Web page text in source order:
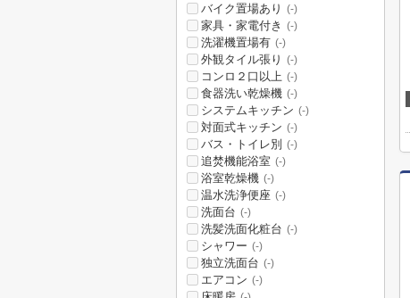
バイク置場あり (-)
家具・家電付き (-)
洗濯機置場有 (-)
外観タイル張り (-)
コンロ２口以上 (-)
食器洗い乾燥機 (-)
システムキッチン (-)
対面式キッチン (-)
バス・トイレ別 (-)
追焚機能浴室 (-)
浴室乾燥機 (-)
温水洗浄便座 (-)
洗面台 (-)
洗髪洗面化粧台 (-)
シャワー (-)
独立洗面台 (-)
エアコン (-)